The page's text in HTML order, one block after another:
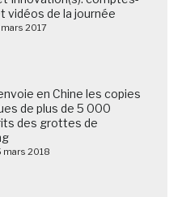
vidéos de la journée
mars 2017
en Chine les copies
de plus de 5 000
des grottes de
mars 2018